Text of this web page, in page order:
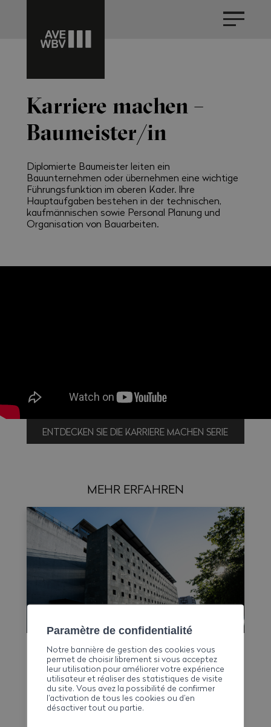
Karriere machen –
Baumeister/in
Diplomierte Baumeister leiten ein
Bauunternehmen oder übernehmen eine wichtige
Führungsfunktion im oberen Kader. Ihre
Hauptaufgaben bestehen in der technischen,
kaufmännischen sowie Personal Planung und
Organisation von Bauarbeiten.
ENTDECKEN SIE DIE KARRIERE MACHEN SERIE
MEHR ERFAHREN
LMV Time-Check ist verfügbar
Die Schweizerische Paritätische Vollzugs­
kommission Bau­haupt­gewerbe (SVK) stellt
Unternehmen und paritätischen
Paramètre de confidentialité
Notre bannière de gestion des cookies vous
permet de choisir librement si vous acceptez
leur utilisation pour améliorer votre expérience
utilisateur et réaliser des statistiques de visite
du site. Vous avez la possibilité de confirmer
l’activation de tous les cookies ou d’en
désactiver tout ou partie.